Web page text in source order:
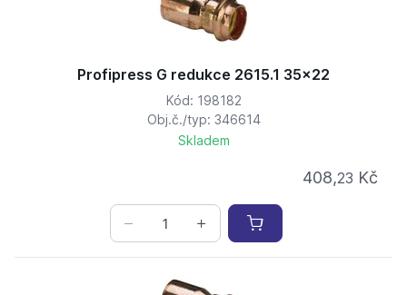
Profipress G redukce 2615.1 35x22
Kód: 198182
Obj.č./typ: 346614
Skladem
408,23 Kč